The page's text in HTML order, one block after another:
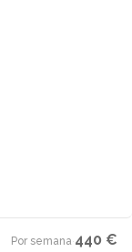
Por semana·440 €